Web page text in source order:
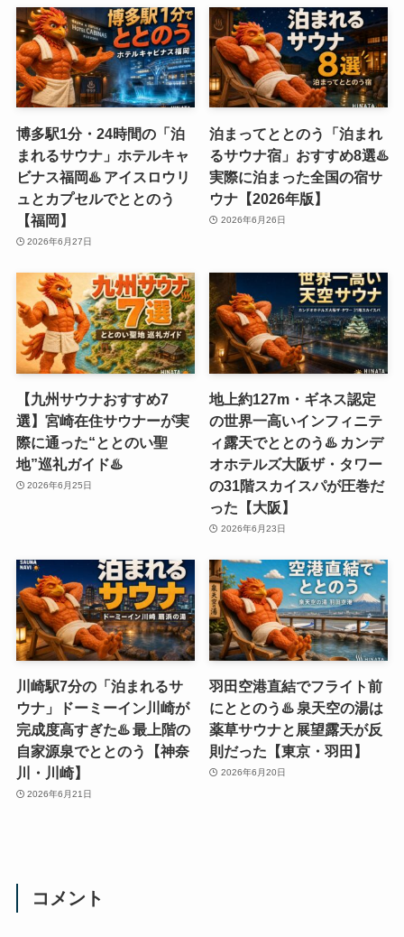
博多駅1分・24時間の「泊
まれるサウナ」ホテルキャ
ビナス福岡♨️ アイスロウリ
ュとカプセルでととのう
【福岡】
2026年6月27日
泊まってととのう「泊まれ
るサウナ宿」おすすめ8選♨️
実際に泊まった全国の宿サ
ウナ【2026年版】
2026年6月26日
【九州サウナおすすめ7
選】宮崎在住サウナーが実
際に通った“ととのい聖
地”巡礼ガイド♨️
2026年6月25日
地上約127m・ギネス認定
の世界一高いインフィニテ
ィ露天でととのう♨️ カンデ
オホテルズ大阪ザ・タワー
の31階スカイスパが圧巻だ
った【大阪】
2026年6月23日
川崎駅7分の「泊まれるサ
ウナ」ドーミーイン川崎が
完成度高すぎた♨️ 最上階の
自家源泉でととのう【神奈
川・川崎】
2026年6月21日
羽田空港直結でフライト前
にととのう♨️ 泉天空の湯は
薬草サウナと展望露天が反
則だった【東京・羽田】
2026年6月20日
コメント